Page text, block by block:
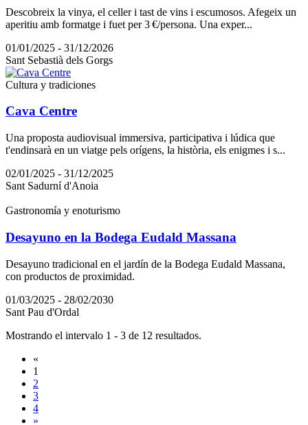
Descobreix la vinya, el celler i tast de vins i escumosos. Afegeix un
aperitiu amb formatge i fuet per 3 €/persona. Una exper...
01/01/2025 - 31/12/2026
Sant Sebastià dels Gorgs
Cultura y tradiciones
Cava Centre
Una proposta audiovisual immersiva, participativa i lúdica que
t'endinsarà en un viatge pels orígens, la història, els enigmes i s...
02/01/2025 - 31/12/2025
Sant Sadurní d'Anoia
Gastronomía y enoturismo
Desayuno en la Bodega Eudald Massana
Desayuno tradicional en el jardín de la Bodega Eudald Massana,
con productos de proximidad.
01/03/2025 - 28/02/2030
Sant Pau d'Ordal
Mostrando el intervalo 1 - 3 de 12 resultados.
«
1
2
3
4
»